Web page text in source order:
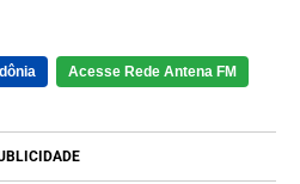
Acesse Rede Antena FM